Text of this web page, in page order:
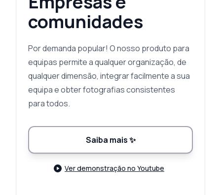
comunidades
Por demanda popular! O nosso produto para
equipas permite a qualquer organização, de
qualquer dimensão, integrar facilmente a sua
equipa e obter fotografias consistentes
para todos.
Saiba mais✨
Ver demonstração no Youtube